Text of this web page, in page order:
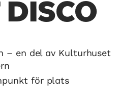
DISCO
– en del av Kulturhuset
för plats